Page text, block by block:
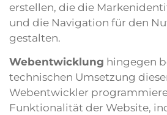
erstellen, die die
und die Navigation für den
gestalten.
Webentwicklung hingegen
technischen Umsetzung
Webentwickler
Funktionalität der Website,